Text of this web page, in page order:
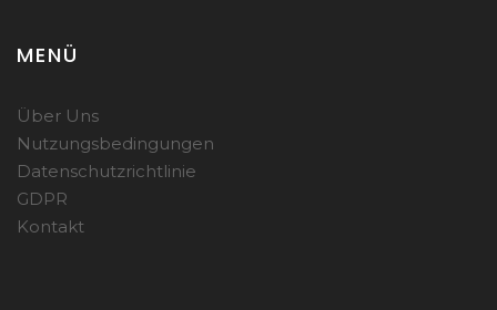
MENÜ
Über Uns
Nutzungsbedingungen
Datenschutzrichtlinie
GDPR
Kontakt